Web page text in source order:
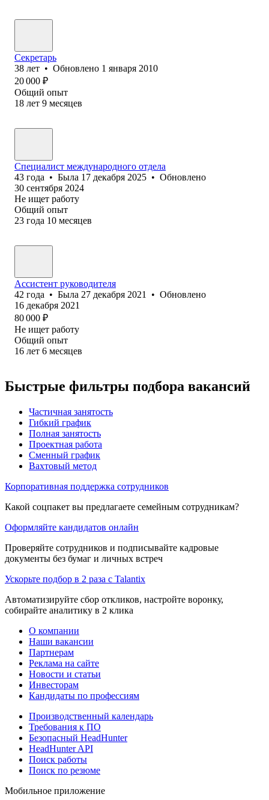
Секретарь
38 лет • Обновлено 1 января 2010
20 000 ₽
Общий опыт
18 лет 9 месяцев
Специалист международного отдела
43 года • Была 17 декабря 2025 • Обновлено
30 сентября 2024
Не ищет работу
Общий опыт
23 года 10 месяцев
Ассистент руководителя
42 года • Была 27 декабря 2021 • Обновлено
16 декабря 2021
80 000 ₽
Не ищет работу
Общий опыт
16 лет 6 месяцев
Быстрые фильтры подбора вакансий
Частичная занятость
Гибкий график
Полная занятость
Проектная работа
Сменный график
Вахтовый метод
Корпоративная поддержка сотрудников
Какой соцпакет вы предлагаете семейным сотрудникам?
Оформляйте кандидатов онлайн
Проверяйте сотрудников и подписывайте кадровые
документы без бумаг и личных встреч
Ускорьте подбор в 2 раза с Talantix
Автоматизируйте сбор откликов, настройте воронку,
собирайте аналитику в 2 клика
О компании
Наши вакансии
Партнерам
Реклама на сайте
Новости и статьи
Инвесторам
Кандидаты по профессиям
Производственный календарь
Требования к ПО
Безопасный HeadHunter
HeadHunter API
Поиск работы
Поиск по резюме
Мобильное приложение